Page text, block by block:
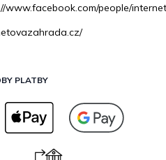
www.facebook.com/people/
PLATBY